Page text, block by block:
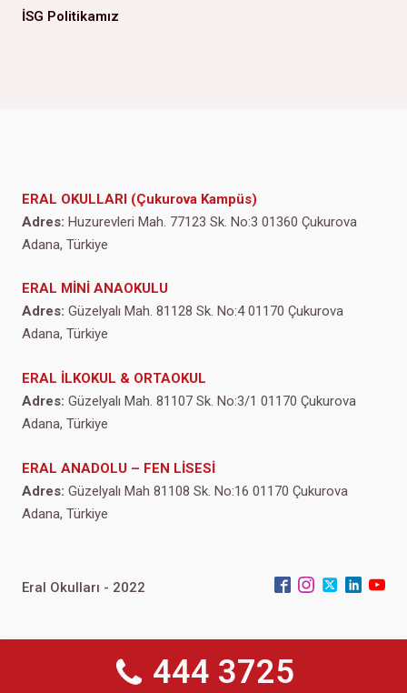
İSG Politikamız
ERAL OKULLARI (Çukurova Kampüs)
Adres: Huzurevleri Mah. 77123 Sk. No:3 01360 Çukurova
Adana, Türkiye
ERAL MİNİ ANAOKULU
Adres: Güzelyalı Mah. 81128 Sk. No:4 01170 Çukurova
Adana, Türkiye
ERAL İLKOKUL & ORTAOKUL
Adres: Güzelyalı Mah. 81107 Sk. No:3/1 01170 Çukurova
Adana, Türkiye
ERAL ANADOLU – FEN LİSESİ
Adres: Güzelyalı Mah 81108 Sk. No:16 01170 Çukurova
Adana, Türkiye
Eral Okulları - 2022
444 3725